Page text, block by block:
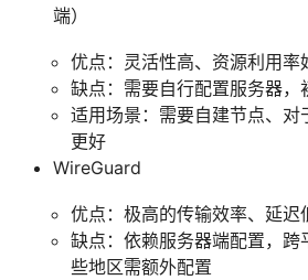
端）
优点：灵活性高、资源利用率
缺点：需要自行配置服务器，
适用场景：需要自建节点、对
更好
WireGuard
优点：极高的传输效率、延迟
缺点：依赖服务器端配置，跨
些地区需额外配置